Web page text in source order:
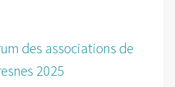
des associations de
2025